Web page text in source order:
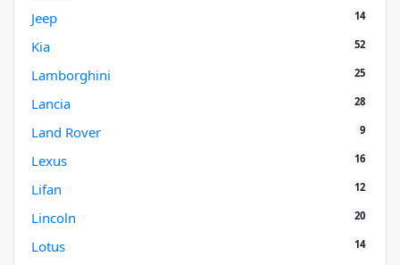
Jeep 14
Kia 52
Lamborghini 25
Lancia 28
Land Rover 9
Lexus 16
Lifan 12
Lincoln 20
Lotus 14